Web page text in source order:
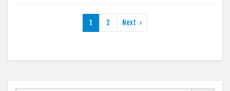
1 2 Next